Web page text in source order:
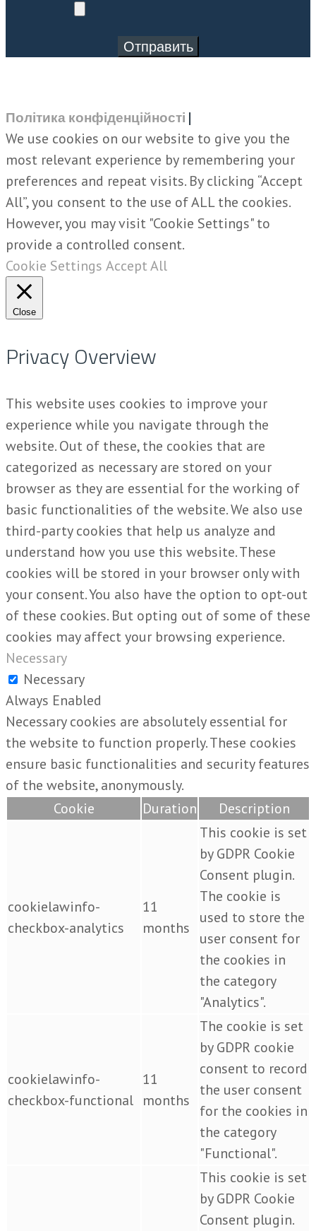
Політика конфіденційності |
We use cookies on our website to give you the
most relevant experience by remembering your
preferences and repeat visits. By clicking “Accept
All”, you consent to the use of ALL the cookies.
However, you may visit "Cookie Settings" to
provide a controlled consent.
Cookie Settings Accept All
Close
Privacy Overview
This website uses cookies to improve your
experience while you navigate through the
website. Out of these, the cookies that are
categorized as necessary are stored on your
browser as they are essential for the working of
basic functionalities of the website. We also use
third-party cookies that help us analyze and
understand how you use this website. These
cookies will be stored in your browser only with
your consent. You also have the option to opt-out
of these cookies. But opting out of some of these
cookies may affect your browsing experience.
Necessary
Necessary
Always Enabled
Necessary cookies are absolutely essential for
the website to function properly. These cookies
ensure basic functionalities and security features
of the website, anonymously.
Cookie
Duration Description
cookielawinfo-
checkbox-analytics
11
months
This cookie is set
by GDPR Cookie
Consent plugin.
The cookie is
used to store the
user consent for
the cookies in
the category
"Analytics".
cookielawinfo-
checkbox-functional
11
months
The cookie is set
by GDPR cookie
consent to record
the user consent
for the cookies in
the category
"Functional".
This cookie is set
by GDPR Cookie
Consent plugin.